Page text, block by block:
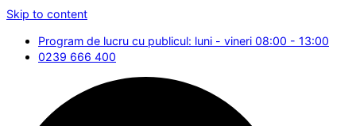
Skip to content
Program de lucru cu publicul: luni - vineri 08:00 - 13:00
0239 666 400